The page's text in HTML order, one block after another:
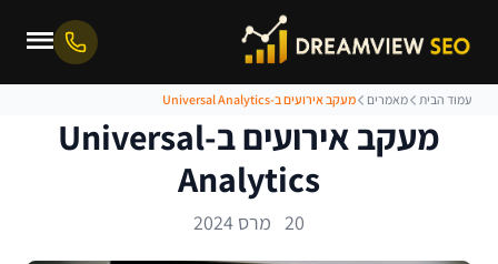
עמוד הבית מאמרים מעקב אירועים ב-Universal Analytics
מעקב אירועים ב-Universal
Analytics
20 מרס 2024